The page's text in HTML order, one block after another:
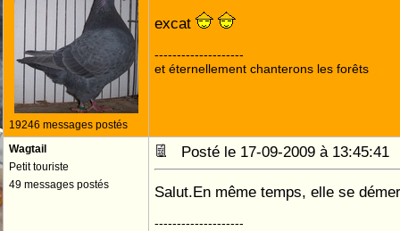
19246 messages postés
excat
--------------------
et éternellement chanterons les forêts
Wagtail
Petit touriste
49 messages postés
Posté le 17-09-2009 à
Salut.En même temps, elle se
--------------------